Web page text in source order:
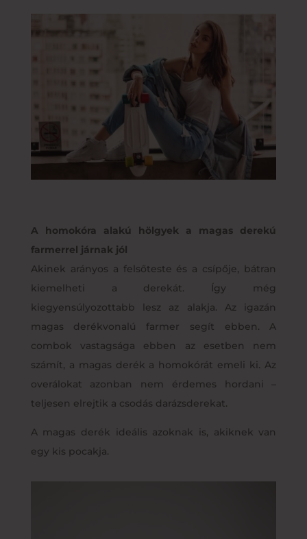
A homokóra alakú hölgyek a magas derekú
farmerrel járnak jól
Akinek arányos a felsőteste és a csípője, bátran
kiemelheti a derekát. Így még
kiegyensúlyozottabb lesz az alakja. Az igazán
magas derékvonalú farmer segít ebben. A
combok vastagsága ebben az esetben nem
számít, a magas derék a homokórát emeli ki. Az
overálokat azonban nem érdemes hordani –
teljesen elrejtik a csodás darázsderekat.
A magas derék ideális azoknak is, akiknek van
egy kis pocakja.